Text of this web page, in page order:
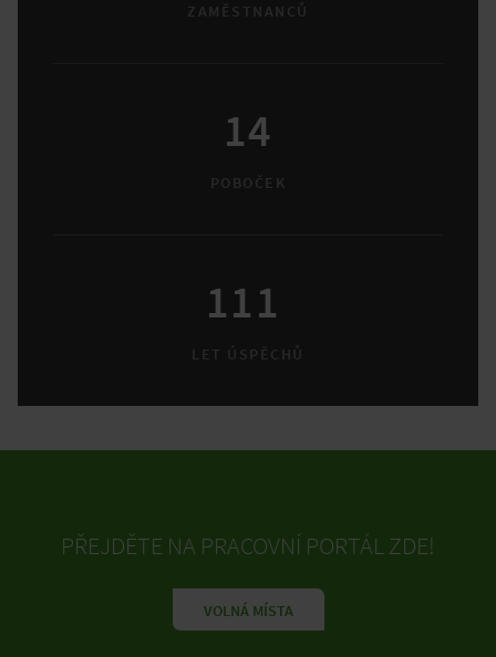
ZAMĚSTNANCŮ
14
POBOČEK
111
LET ÚSPĚCHŮ
PŘEJDĚTE NA PRACOVNÍ PORTÁL ZDE!
VOLNÁ MÍSTA